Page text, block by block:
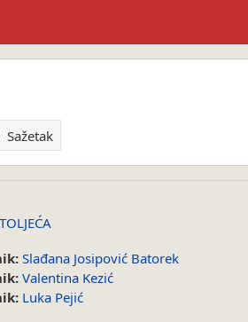
Sažetak
Slađana Josipović Batorek
Valentina Kezić
Luka Pejić